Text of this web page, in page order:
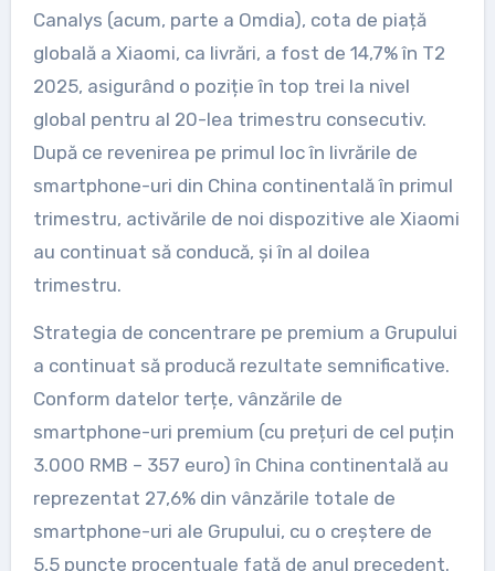
Canalys (acum, parte a Omdia), cota de piață
globală a Xiaomi, ca livrări, a fost de 14,7% în T2
2025, asigurând o poziție în top trei la nivel
global pentru al 20-lea trimestru consecutiv.
După ce revenirea pe primul loc în livrările de
smartphone-uri din China continentală în primul
trimestru, activările de noi dispozitive ale Xiaomi
au continuat să conducă, și în al doilea
trimestru.
Strategia de concentrare pe premium a Grupului
a continuat să producă rezultate semnificative.
Conform datelor terțe, vânzările de
smartphone-uri premium (cu prețuri de cel puțin
3.000 RMB – 357 euro) în China continentală au
reprezentat 27,6% din vânzările totale de
smartphone-uri ale Grupului, cu o creștere de
5,5 puncte procentuale față de anul precedent.